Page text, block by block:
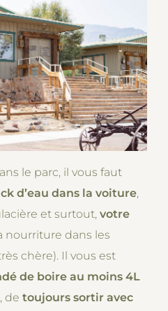
le parc, il vous faut
d’eau dans la voiture,
et surtout, votre
nourriture dans les
chère). Il vous est
de boire au moins 4L
, de toujours sortir avec